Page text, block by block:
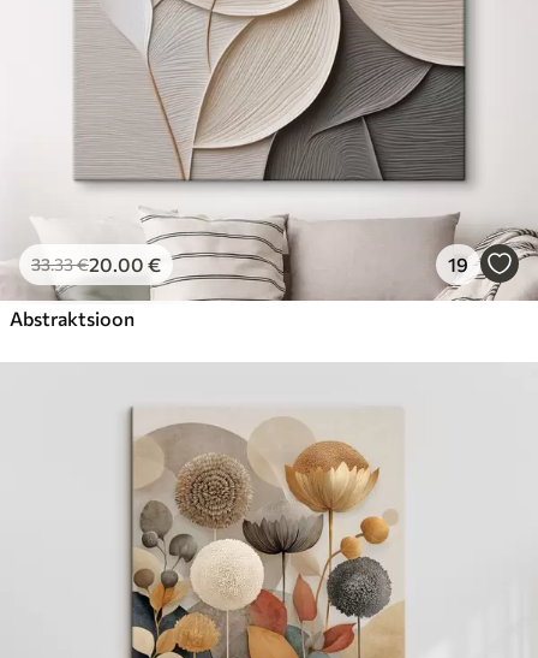
33.33€20.00 € 19
Abstraktsioon